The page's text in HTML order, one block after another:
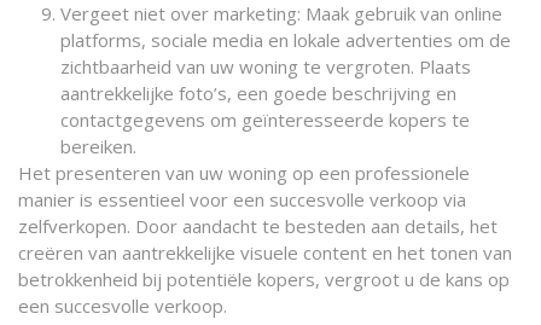
Vergeet niet over marketing: Maak gebruik van online
platforms, sociale media en lokale advertenties om de
zichtbaarheid van uw woning te vergroten. Plaats
aantrekkelijke foto’s, een goede beschrijving en
contactgegevens om geïnteresseerde kopers te
bereiken.
Het presenteren van uw woning op een professionele
manier is essentieel voor een succesvolle verkoop via
zelfverkopen. Door aandacht te besteden aan details, het
creëren van aantrekkelijke visuele content en het tonen van
betrokkenheid bij potentiële kopers, vergroot u de kans op
een succesvolle verkoop.